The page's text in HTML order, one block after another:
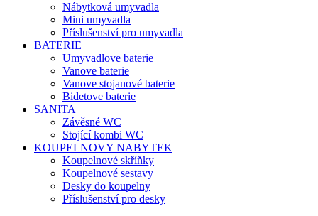
Nábytková umyvadla
Mini umyvadla
Příslušenství pro umyvadla
BATERIE
Umyvadlove baterie
Vanove baterie
Vanove stojanové baterie
Bidetove baterie
SANITA
Závěsné WC
Stojící kombi WC
KOUPELNOVY NABYTEK
Koupelnové skříňky
Koupelnové sestavy
Desky do koupelny
Příslušenství pro desky